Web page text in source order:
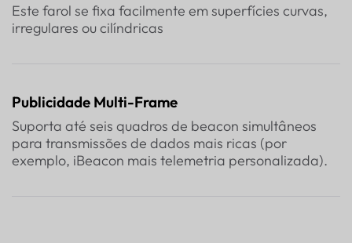
Este farol se fixa facilmente em superfícies curvas,
irregulares ou cilíndricas
Publicidade Multi-Frame
Suporta até seis quadros de beacon simultâneos
para transmissões de dados mais ricas (por
exemplo, iBeacon mais telemetria personalizada).